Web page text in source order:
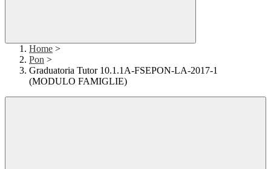
Home >
Pon >
Graduatoria Tutor 10.1.1A-FSEPON-LA-2017-1
(MODULO FAMIGLIE)